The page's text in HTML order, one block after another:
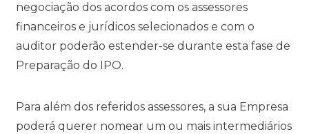
negociação dos acordos com os assessores
financeiros e jurídicos selecionados e com o
auditor poderão estender-se durante esta fase de
Preparação do IPO.
Para além dos referidos assessores, a sua Empresa
poderá querer nomear um ou mais intermediários